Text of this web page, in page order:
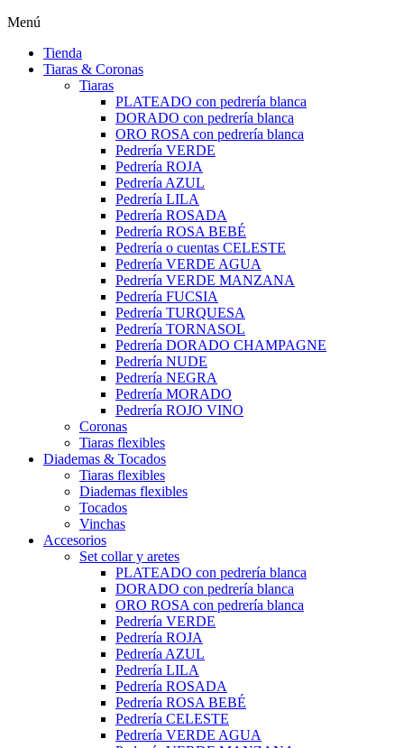
Menú
Tienda
Tiaras & Coronas
Tiaras
PLATEADO con pedrería blanca
DORADO con pedrería blanca
ORO ROSA con pedrería blanca
Pedrería VERDE
Pedrería ROJA
Pedrería AZUL
Pedrería LILA
Pedrería ROSADA
Pedrería ROSA BEBÉ
Pedrería o cuentas CELESTE
Pedrería VERDE AGUA
Pedrería VERDE MANZANA
Pedrería FUCSIA
Pedrería TURQUESA
Pedrería TORNASOL
Pedrería DORADO CHAMPAGNE
Pedrería NUDE
Pedrería NEGRA
Pedrería MORADO
Pedrería ROJO VINO
Coronas
Tiaras flexibles
Diademas & Tocados
Tiaras flexibles
Diademas flexibles
Tocados
Vinchas
Accesorios
Set collar y aretes
PLATEADO con pedrería blanca
DORADO con pedrería blanca
ORO ROSA con pedrería blanca
Pedrería VERDE
Pedrería ROJA
Pedrería AZUL
Pedrería LILA
Pedrería ROSADA
Pedrería ROSA BEBÉ
Pedrería CELESTE
Pedrería VERDE AGUA